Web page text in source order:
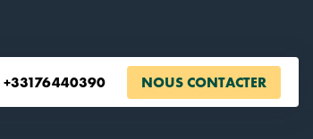
+33176440390 NOUS CONTACTER